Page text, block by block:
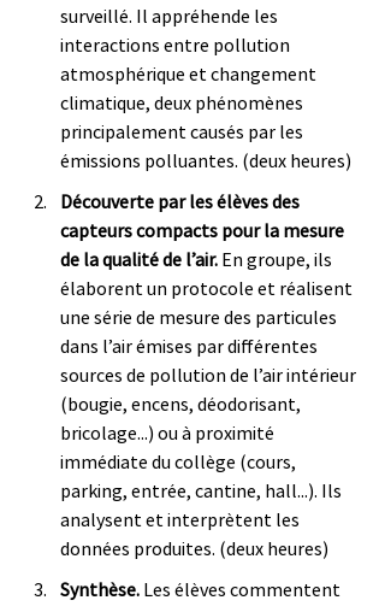
surveillé. Il appréhende les
interactions entre pollution
atmosphérique et changement
climatique, deux phénomènes
principalement causés par les
émissions polluantes. (deux heures)
Découverte par les élèves des
capteurs compacts pour la mesure
de la qualité de l’air. En groupe, ils
élaborent un protocole et réalisent
une série de mesure des particules
dans l’air émises par différentes
sources de pollution de l’air intérieur
(bougie, encens, déodorisant,
bricolage...) ou à proximité
immédiate du collège (cours,
parking, entrée, cantine, hall...). Ils
analysent et interprètent les
données produites. (deux heures)
Synthèse. Les élèves commentent